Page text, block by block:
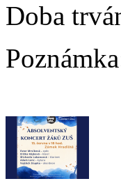
Doba